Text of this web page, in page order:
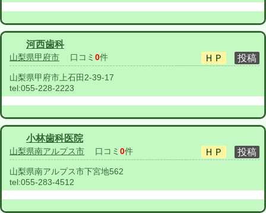
河西歯科
山梨県甲府市 口コミ 0件
山梨県甲府市上石田2-39-17
tel:055-228-2223
小林歯科医院
山梨県南アルプス市 口コミ 0件
山梨県南アルプス市下宮地562
tel:055-283-4512